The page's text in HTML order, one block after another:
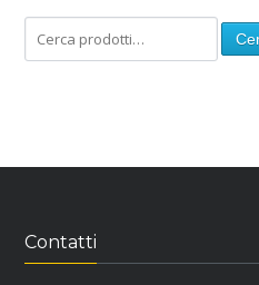
Contatti